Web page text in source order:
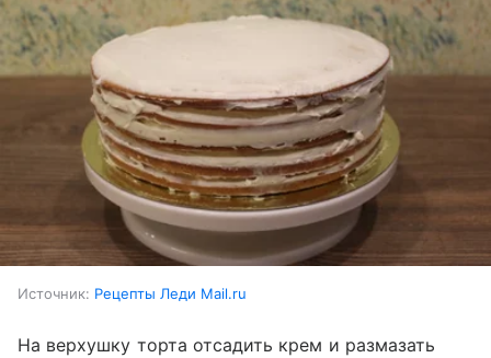
Источник: Рецепты Леди Mail.ru
На верхушку торта отсадить крем и размазать